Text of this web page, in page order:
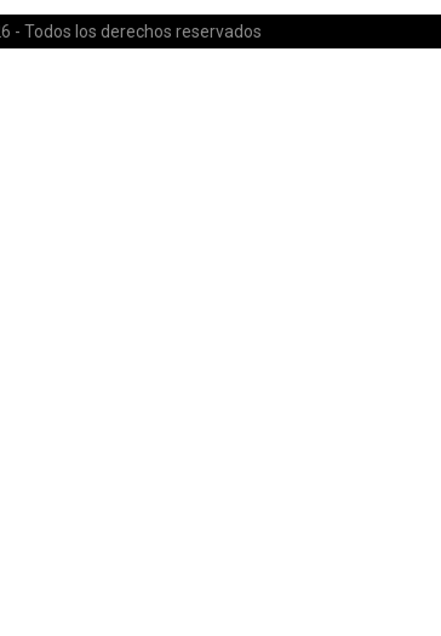
- Todos los derechos reservados